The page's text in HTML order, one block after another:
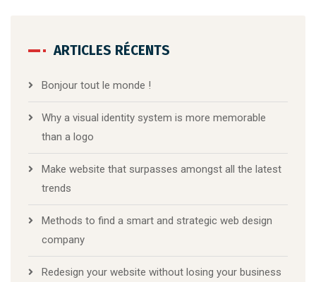
ARTICLES RÉCENTS
Bonjour tout le monde !
Why a visual identity system is more memorable
than a logo
Make website that surpasses amongst all the latest
trends
Methods to find a smart and strategic web design
company
Redesign your website without losing your business